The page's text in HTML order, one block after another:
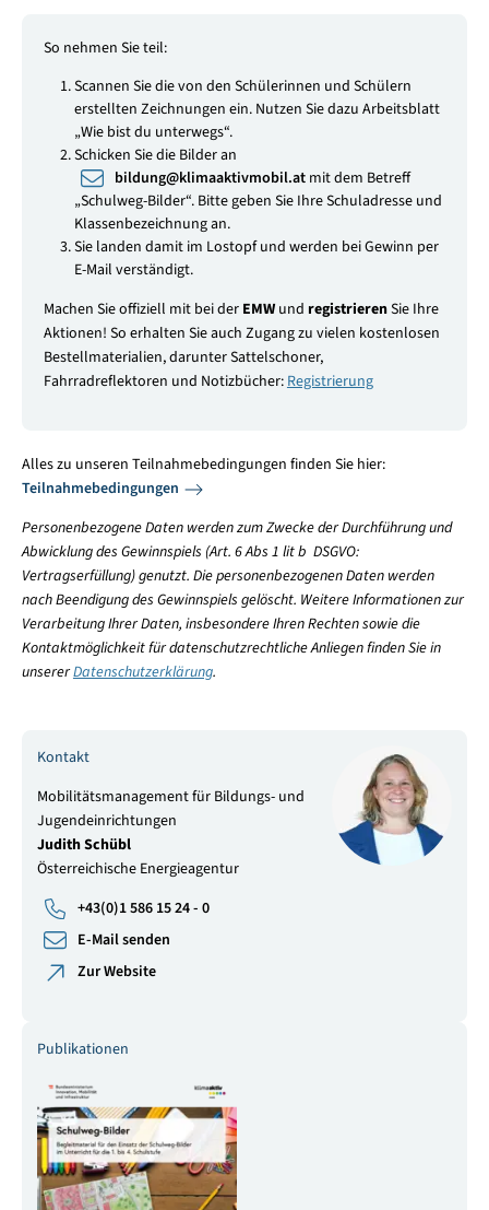
So nehmen Sie teil:
Scannen Sie die von den Schülerinnen und Schülern
erstellten Zeichnungen ein. Nutzen Sie dazu Arbeitsblatt
„Wie bist du unterwegs“.
Schicken Sie die Bilder an
bildung@klimaaktivmobil.at mit dem Betreff
„Schulweg-Bilder“. Bitte geben Sie Ihre Schuladresse und
Klassenbezeichnung an.
Sie landen damit im Lostopf und werden bei Gewinn per
E-Mail verständigt.
Machen Sie offiziell mit bei der EMW und registrierenSie Ihre
Aktionen! So erhalten Sie auch Zugang zu vielen kostenlosen
Bestellmaterialien, darunter Sattelschoner,
Fahrradreflektoren und Notizbücher:Registrierung
Alles zu unseren Teilnahmebedingungen finden Sie hier:
Teilnahmebedingungen
Personenbezogene Daten werden zum Zwecke der Durchführung und
Abwicklung des Gewinnspiels (Art. 6 Abs 1 lit b DSGVO:
Vertragserfüllung) genutzt. Die personenbezogenen Daten werden
nach Beendigung des Gewinnspiels gelöscht. Weitere Informationen zur
Verarbeitung Ihrer Daten, insbesondere Ihren Rechten sowie die
Kontaktmöglichkeit für datenschutzrechtliche Anliegen finden Sie in
unsererDatenschutzerklärung.
Kontakt
Mobilitätsmanagement für Bildungs- und
Jugendeinrichtungen
Judith Schübl
Österreichische Energieagentur
+43(0)1 586 15 24 - 0
E-Mail senden
Zur Website
Publikationen